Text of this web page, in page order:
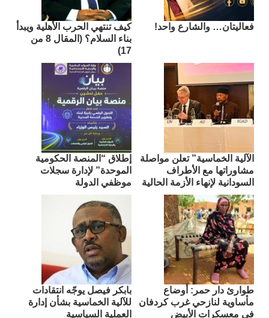
فعاليتان… والشارع واحد!
كيف تنتهي الحرب الأهلية ويبدأ
بناء السلام؟ (المقال 8 من
17)
الآلية الخماسية” تعلن مواصلة
مشاوراتها مع الأطراف
السودانية لإنهاء الأزمة الحالية
إطلاق “المنصة الحكومية
الموحدة” لإدارة سجلات
موظفي الدولة
طوارئ دار حمر: أوضاع
مأساوية لنازحي غرب كردفان
في معسكرات الأبيض
بابكر فيصل يوجّه انتقادات
للآلية الخماسية بشأن إدارة
العملية السياسية